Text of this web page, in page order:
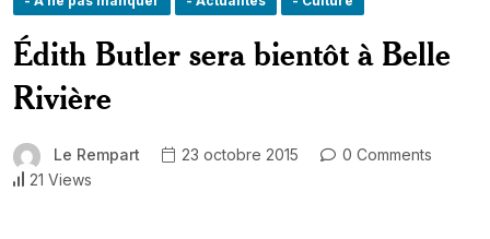
Édith Butler sera bientôt à Belle
Rivière
Le Rempart 23 octobre 2015
0 Comments
21 Views